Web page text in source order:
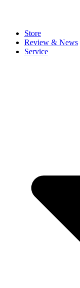
Store
Review & News
Service